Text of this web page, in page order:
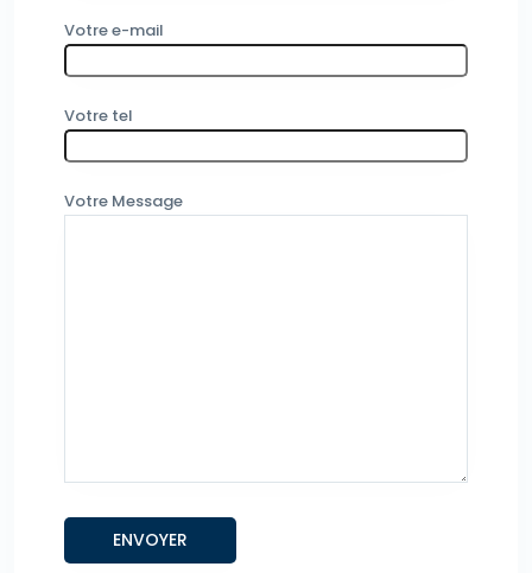
Votre e-mail
Votre tel
Votre Message